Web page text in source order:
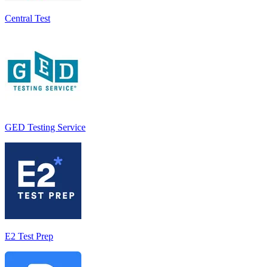
Central Test
GED Testing Service
E2 Test Prep